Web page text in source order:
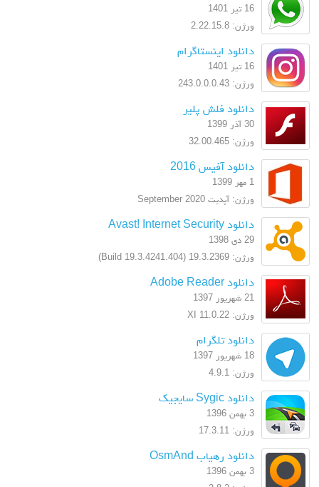
16 تیر 1401
ورژن: 2.22.15.8
دانلود اینستاگرام
16 تیر 1401
ورژن: 243.0.0.0.43
دانلود فلش پلیر
30 آذر 1399
ورژن: 32.00.465
دانلود آفیس 2016
1 مهر 1399
ورژن: آپدیت September 2020
دانلود Avast! Internet Security
29 دی 1398
ورژن: 19.3.2369 (Build 19.3.4241.404)
دانلود Adobe Reader
21 شهریور 1397
ورژن: XI 11.0.22
دانلود تلگرام
18 شهریور 1397
ورژن: 4.9.1
دانلود Sygic سایجیک
3 بهمن 1396
ورژن: 17.3.11
دانلود رهیاب OsmAnd
3 بهمن 1396